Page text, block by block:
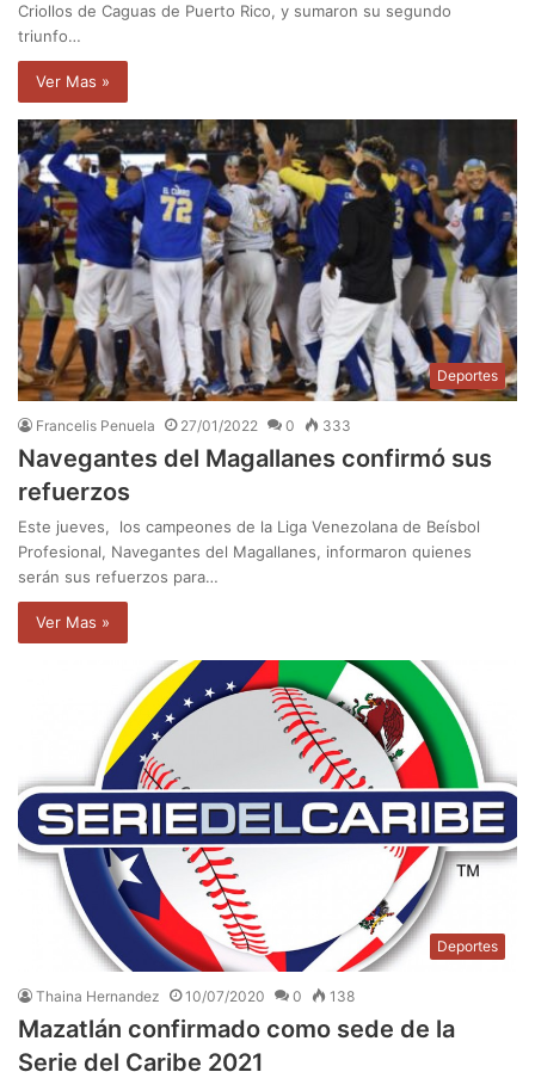
Criollos de Caguas de Puerto Rico, y sumaron su segundo
triunfo…
Ver Mas »
Deportes
Francelis Penuela 27/01/2022 0 333
Navegantes del Magallanes confirmó sus
refuerzos
Este jueves, los campeones de la Liga Venezolana de Beísbol
Profesional, Navegantes del Magallanes, informaron quienes
serán sus refuerzos para…
Ver Mas »
Deportes
Thaina Hernandez 10/07/2020 0 138
Mazatlán confirmado como sede de la
Serie del Caribe 2021